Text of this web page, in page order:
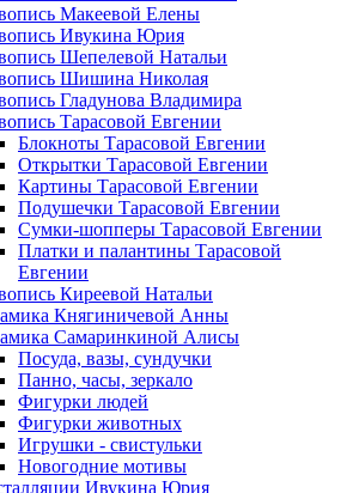
Макеевой Елены
Ивукина Юрия
Шепелевой Натальи
Шишина Николая
Гладунова Владимира
Тарасовой Евгении
Блокноты Тарасовой Евгении
Открытки Тарасовой Евгении
Картины Тарасовой Евгении
Подушечки Тарасовой Евгении
Сумки-шопперы Тарасовой Евгении
Платки и палантины Тарасовой
Евгении
Киреевой Натальи
Княгиничевой Анны
Самаринкиной Алисы
Посуда, вазы, сундучки
Панно, часы, зеркало
Фигурки людей
Фигурки животных
Игрушки - свистульки
Новогодние мотивы
Ивукина Юрия